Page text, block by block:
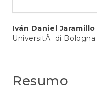
Conteúdo
do
principal
Iván Daniel Jaramillo
UniversitÃ di Bologna
Resumo